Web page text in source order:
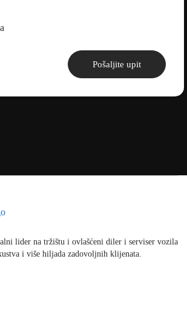
Pošaljite upit
lider na tržištu i ovlašćeni diler i serviser vozila
i više hiljada zadovoljnih klijenata.